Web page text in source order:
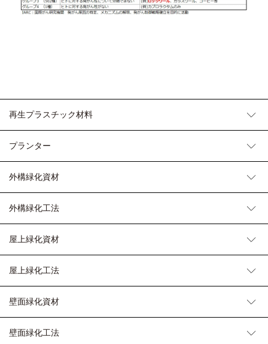
再生プラスチック材料
プランター
外構緑化資材
外構緑化工法
屋上緑化資材
屋上緑化工法
壁面緑化資材
壁面緑化工法